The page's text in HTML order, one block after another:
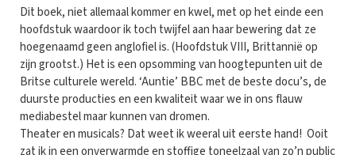
Dit boek, niet allemaal kommer en kwel, met op het einde een
hoofdstuk waardoor ik toch twijfel aan haar bewering dat ze
hoegenaamd geen anglofiel is. (Hoofdstuk VIII, Brittannië op
zijn grootst.) Het is een opsomming van hoogtepunten uit de
Britse culturele wereld. ‘Auntie’ BBC met de beste docu’s, de
duurste producties en een kwaliteit waar we in ons flauw
mediabestel maar kunnen van dromen.
Theater en musicals? Dat weet ik weeral uit eerste hand! Ooit
zat ik in een onverwarmde en stoffige toneelzaal van zo’n public